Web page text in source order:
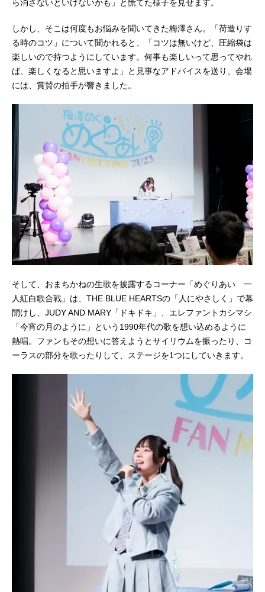
ら消さないといけないかも」と慌てた様子を見せます。
しかし、そこは何度もお悩みを聞いてきた梅澤さん。「荷造りす
る時のコツ」について聞かれると、「コツは無いけど、圧縮袋は
楽しいので持つようにしています。何事も楽しいって思ってやれ
ば、楽しくなると思いますよ」と見事なアドバイスを送り、会場
には、賞賛の拍手が響きました。
そして、おまちかねの生歌を披露するコーナー「めぐりあい 一
人紅白歌合戦」は、THE BLUE HEARTSの「人にやさしく」で幕
開けし、JUDY AND MARY「ドキドキ」、エレファントカシマシ
「今宵の月のように」という1990年代の歌を想い込めるように
熱唱。ファンもその想いに答えようとサイリウムを振ったり、コ
ーラスの部分を歌ったりして、ステージを1つにしていきます。